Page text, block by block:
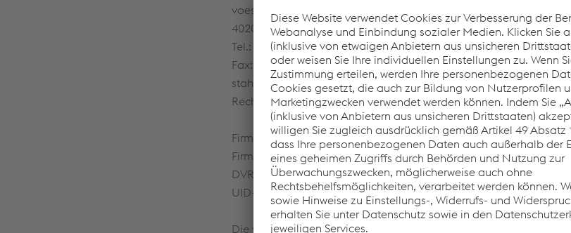
voestalpine-Straße 3
4020 Linz, Austria
Tel.: +43/50304/15-0
Fax: +43/50304/55-0
stahl@voestalpine.com
Rechtsform: Gesellschaft mit beschränkter Haftung
Firmenbuchgericht: Handelsgericht Linz
Firmenbuchnummer: FN 78052 h
DVR-Nummer: 0546658
UID-Nummer: ATU 36905408
Die voestalpine AG und die österreichischen